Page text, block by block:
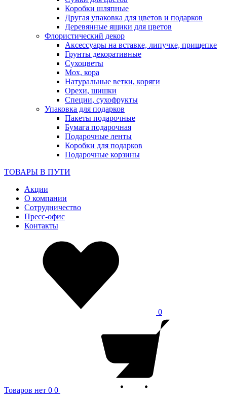
Коробки шляпные
Другая упаковка для цветов и подарков
Деревянные ящики для цветов
Флористический декор
Аксессуары на вставке, липучке, прищепке
Грунты декоративные
Сухоцветы
Мох, кора
Натуральные ветки, коряги
Орехи, шишки
Специи, сухофрукты
Упаковка для подарков
Пакеты подарочные
Бумага подарочная
Подарочные ленты
Коробки для подарков
Подарочные корзины
ТОВАРЫ В ПУТИ
Акции
О компании
Сотрудничество
Пресс-офис
Контакты
0
Товаров нет 0 0